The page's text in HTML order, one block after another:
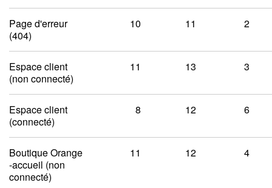
Page d'erreur
(404)
10 11 2
Espace client
(non connecté)
11 13 3
Espace client
(connecté)
8 12 6
Boutique Orange
-accueil (non
connecté)
11 12 4